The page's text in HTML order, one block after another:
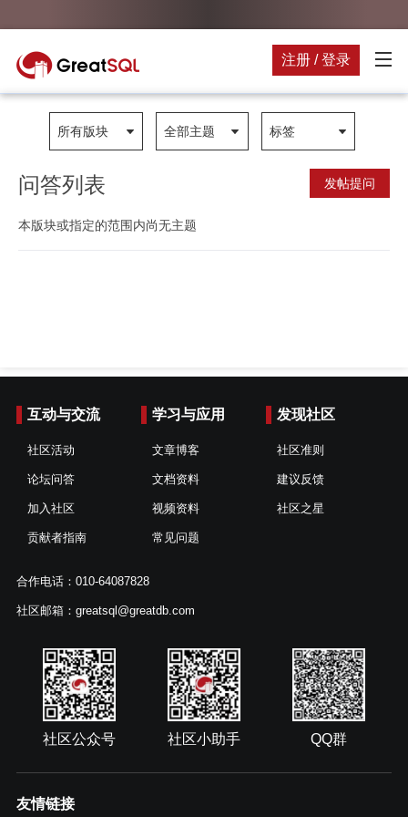
注册 / 登录
所有版块 全部主题 标签
问答列表 发帖提问
本版块或指定的范围内尚无主题
互动与交流
社区活动
论坛问答
加入社区
贡献者指南
学习与应用
文章博客
文档资料
视频资料
常见问题
发现社区
社区准则
建议反馈
社区之星
合作电话：010-64087828
社区邮箱：greatsql@greatdb.com
社区公众号 社区小助手 QQ群
友情链接